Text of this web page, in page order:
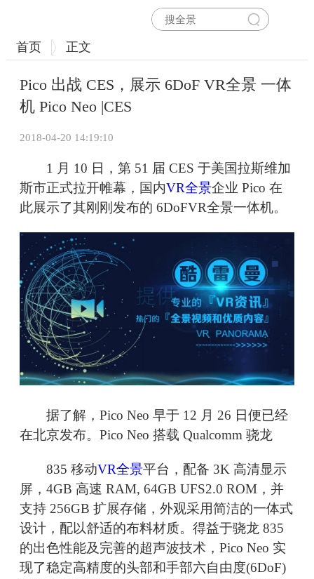
首页 正文
Pico 出战 CES，展示 6DoF VR全景 一体
机 Pico Neo |CES
2018-04-20 14:19:10
1 月 10 日，第 51 届 CES 于美国拉斯维加
斯市正式拉开帷幕，国内VR全景企业 Pico 在
此展示了其刚刚发布的 6DoFVR全景一体机。
据了解，Pico Neo 早于 12 月 26 日便已经
在北京发布。Pico Neo 搭载 Qualcomm 骁龙
835 移动VR全景平台，配备 3K 高清显示
屏，4GB 高速 RAM, 64GB UFS2.0 ROM，并
支持 256GB 扩展存储，外观采用简洁的一体式
设计，配以舒适的布料材质。得益于骁龙 835
的出色性能及完善的超声波技术，Pico Neo 实
现了稳定高精度的头部和手部六自由度(6DoF)